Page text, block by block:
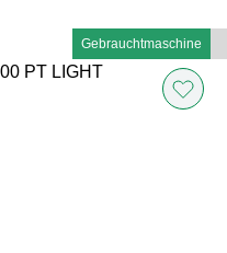
Gebrauchtmaschine